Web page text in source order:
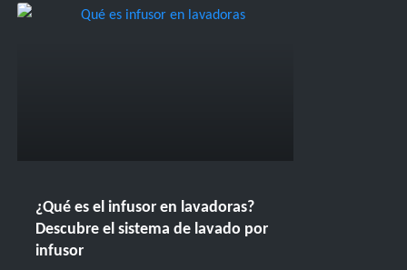
¿Qué es el infusor en lavadoras?
Descubre el sistema de lavado por
infusor